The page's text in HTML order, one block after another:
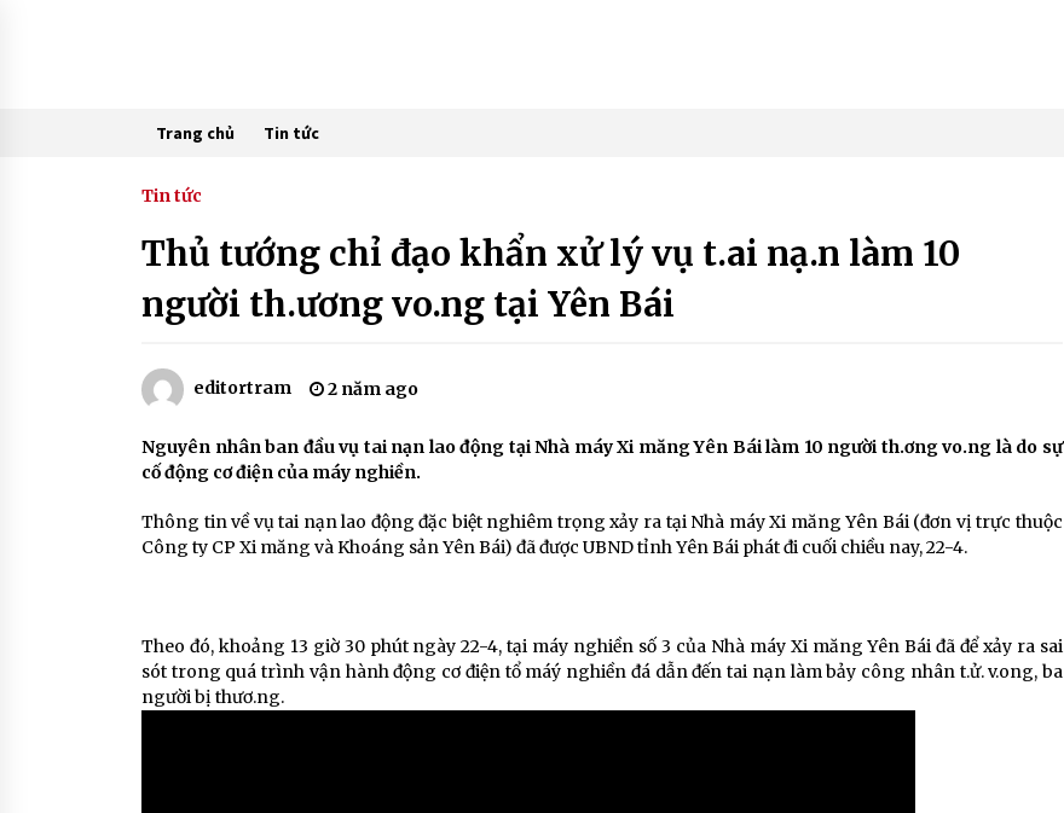
Trang chủ Tin tức
Tin tức
Thủ tướng chỉ đạo khẩn xử lý vụ t.ai nạ.n làm 10
người th.ương vo.ng tại Yên Bái
editortram 2 năm ago
Nguyên nhân ban đầu vụ tai nạn lao động tại Nhà máy Xi măng Yên Bái làm 10 người th.ơng vo.ng là do sự
cố động cơ điện của máy nghiền.
Thông tin về vụ tai nạn lao động đặc biệt nghiêm trọng xảy ra tại Nhà máy Xi măng Yên Bái (đơn vị trực thuộc
Công ty CP Xi măng và Khoáng sản Yên Bái) đã được UBND tỉnh Yên Bái phát đi cuối chiều nay, 22-4.
Theo đó, khoảng 13 giờ 30 phút ngày 22-4, tại máy nghiền số 3 của Nhà máy Xi măng Yên Bái đã để xảy ra sai
sót trong quá trình vận hành động cơ điện tổ máý nghiền đá dẫn đến tai nạn làm bảy công nhân t.ử. v.ong, ba
người bị thươ.ng.